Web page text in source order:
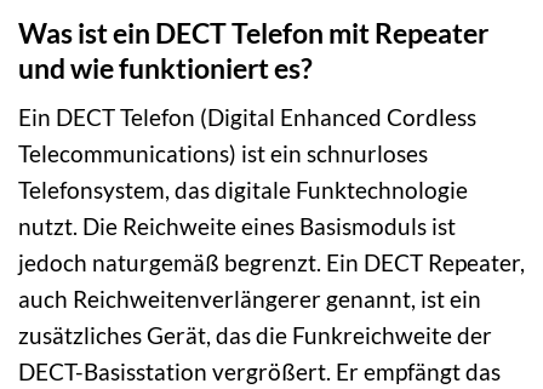
Was ist ein DECT Telefon mit Repeater
und wie funktioniert es?
Ein DECT Telefon (Digital Enhanced Cordless
Telecommunications) ist ein schnurloses
Telefonsystem, das digitale Funktechnologie
nutzt. Die Reichweite eines Basismoduls ist
jedoch naturgemäß begrenzt. Ein DECT Repeater,
auch Reichweitenverlängerer genannt, ist ein
zusätzliches Gerät, das die Funkreichweite der
DECT-Basisstation vergrößert. Er empfängt das